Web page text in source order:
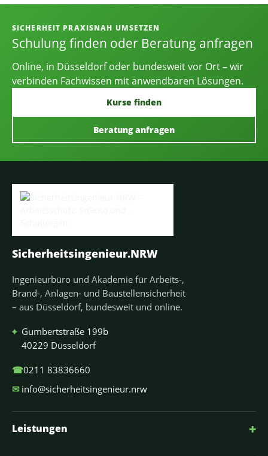
Informationen, Kontakt und
SICHERHEIT PRAXISNAH UMSETZEN
Schulung finden oder Beratung anfragen
Online, in Düsseldorf oder bundesweit vor Ort – wir
verbinden Fachwissen mit anwendbaren Lösungen.
Kurse finden
Beratung anfragen
Sicherheitsingenieur.NRW
Ingenieurbüro und Akademie für Arbeits-,
Brand-, Anlagen- und Baustellensicherheit
– aus Düsseldorf, bundesweit und online.
⌖ Gumbertstraße 199b
40229 Düsseldorf
☎0211 83836660
✉ info@sicherheitsingenieur.nrw
Leistungen +